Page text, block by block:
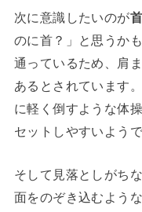
次に意識したいのが
のに首？」と思うか
通っているため、肩
あるとされています
に軽く倒すような体
セットしやすいようで
そして見落としがち
面をのぞき込むよう